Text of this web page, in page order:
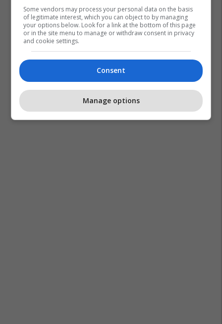
Trenat Spanja Hekurudha
Some vendors may process your personal data on the basis
of legitimate interest, which you can object to by managing
your options below. Look for a link at the bottom of this page
or in the site menu to manage or withdraw consent in privacy
and cookie settings.
Consent
Manage options